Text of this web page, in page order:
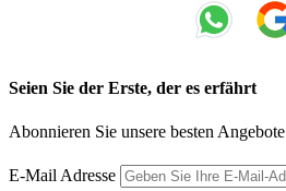
Seien Sie der Erste, der es erfährt
Abonnieren Sie unsere besten
E-Mail Adresse